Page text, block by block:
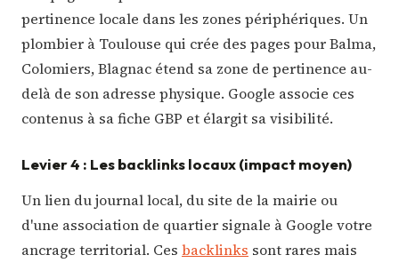
pertinence locale dans les zones périphériques. Un
plombier à Toulouse qui crée des pages pour Balma,
Colomiers, Blagnac étend sa zone de pertinence au-
delà de son adresse physique. Google associe ces
contenus à sa fiche GBP et élargit sa visibilité.
Levier 4 : Les backlinks locaux (impact moyen)
Un lien du journal local, du site de la mairie ou
d'une association de quartier signale à Google votre
ancrage territorial. Ces backlinks sont rares mais